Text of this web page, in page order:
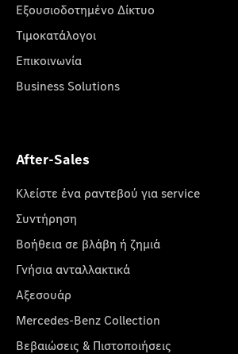
Εξουσιοδοτημένο Δίκτυο
Τιμοκατάλογοι
Επικοινωνία
Business Solutions
After-Sales
Κλείστε ένα ραντεβού για service
Συντήρηση
Βοήθεια σε βλάβη ή ζημιά
Γνήσια ανταλλακτικά
Αξεσουάρ
Mercedes-Benz Collection
Βεβαιώσεις & Πιστοποιήσεις